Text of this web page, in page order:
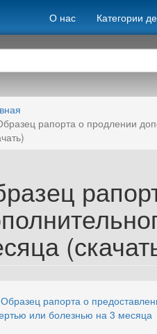
О нас Категории
рапорта о продлении
Образец рапорта о
или болезнью на 3 месяца